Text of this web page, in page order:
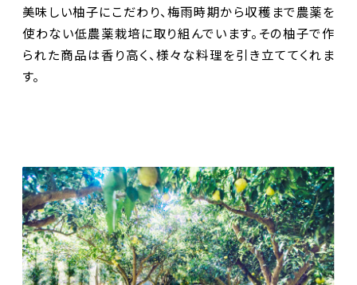
美味しい柚子にこだわり、梅雨時期から収穫まで農薬を
使わない低農薬栽培に取り組んでいます。その柚子で作
られた商品は香り高く、様々な料理を引き立ててくれま
す。